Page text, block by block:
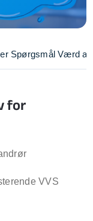
Spørgsmål Værd at
for
VVS